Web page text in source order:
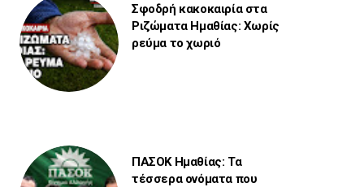
Σφοδρή κακοκαιρία στα
Ριζώματα Ημαθίας: Χωρίς
ρεύμα το χωριό
ΠΑΣΟΚ Ημαθίας: Τα
τέσσερα ονόματα που